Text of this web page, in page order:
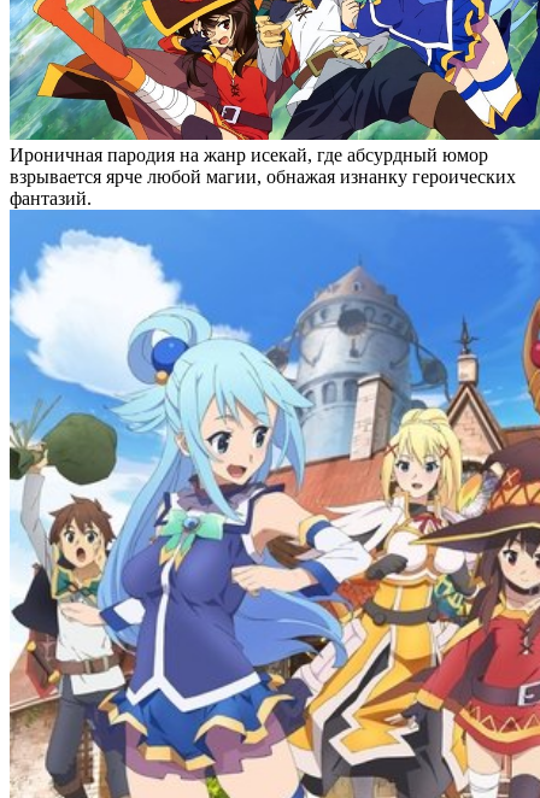
Ироничная пародия на жанр исекай, где абсурдный юмор
взрывается ярче любой магии, обнажая изнанку героических
фантазий.